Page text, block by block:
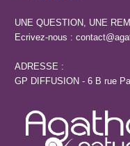
UNE QUESTION, UNE
Ecrivez-nous :
ADRESSE :
GP DIFFUSION - 6 B rue